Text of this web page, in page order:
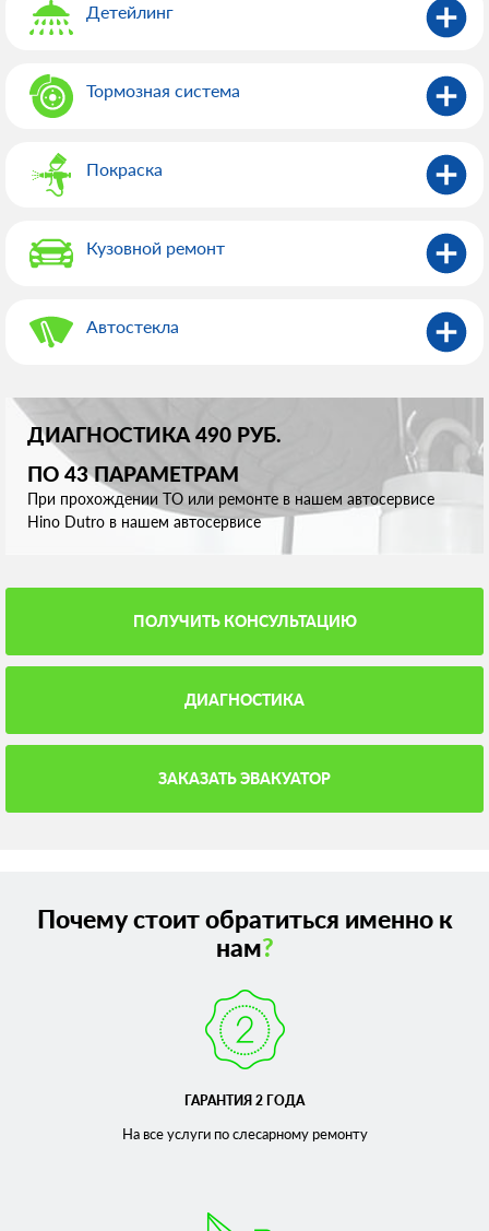
Детейлинг
Тормозная система
Покраска
Кузовной ремонт
Автостекла
ДИАГНОСТИКА 490 РУБ.
ПО 43 ПАРАМЕТРАМ
При прохождении ТО или ремонте в нашем автосервисе
Hino Dutro в нашем автосервисе
ПОЛУЧИТЬ КОНСУЛЬТАЦИЮ
ДИАГНОСТИКА
ЗАКАЗАТЬ ЭВАКУАТОР
Почему стоит обратиться именно к
нам?
ГАРАНТИЯ 2 ГОДА
На все услуги по слесарномуремонту